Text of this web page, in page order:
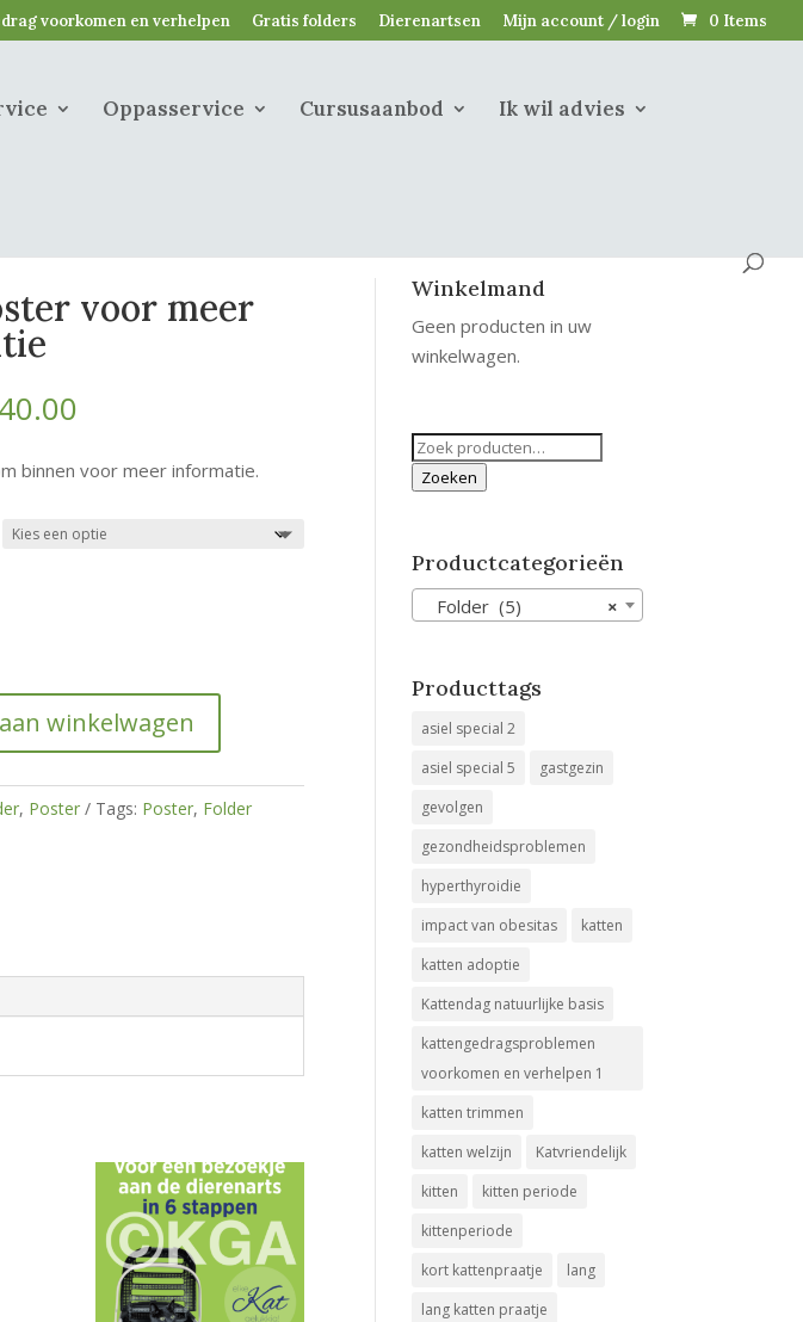
voorkomen en verhelpen Gratis folders Dierenartsen Mijn account / login 0 Items
Oppasservice Cursusaanbod Ik wil advies
voor meer
Prijsklasse:
tot
binnen voor meer informatie.
winkelwagen
, Poster Tags: Poster, Folder
Winkelmand
Geen producten in uw
winkelwagen.
Zoeken
naar:
Zoeken
Productcategorieën
×
Folder (5)
Producttags
asiel special 2
asiel special 5
gastgezin
gevolgen
gezondheidsproblemen
hyperthyroidie
impact van obesitas
katten
katten adoptie
Kattendag natuurlijke basis
kattengedragsproblemen
voorkomen en verhelpen 1
katten trimmen
katten welzijn
Katvriendelijk
kitten
kitten periode
kittenperiode
kort kattenpraatje
lang
lang katten praatje